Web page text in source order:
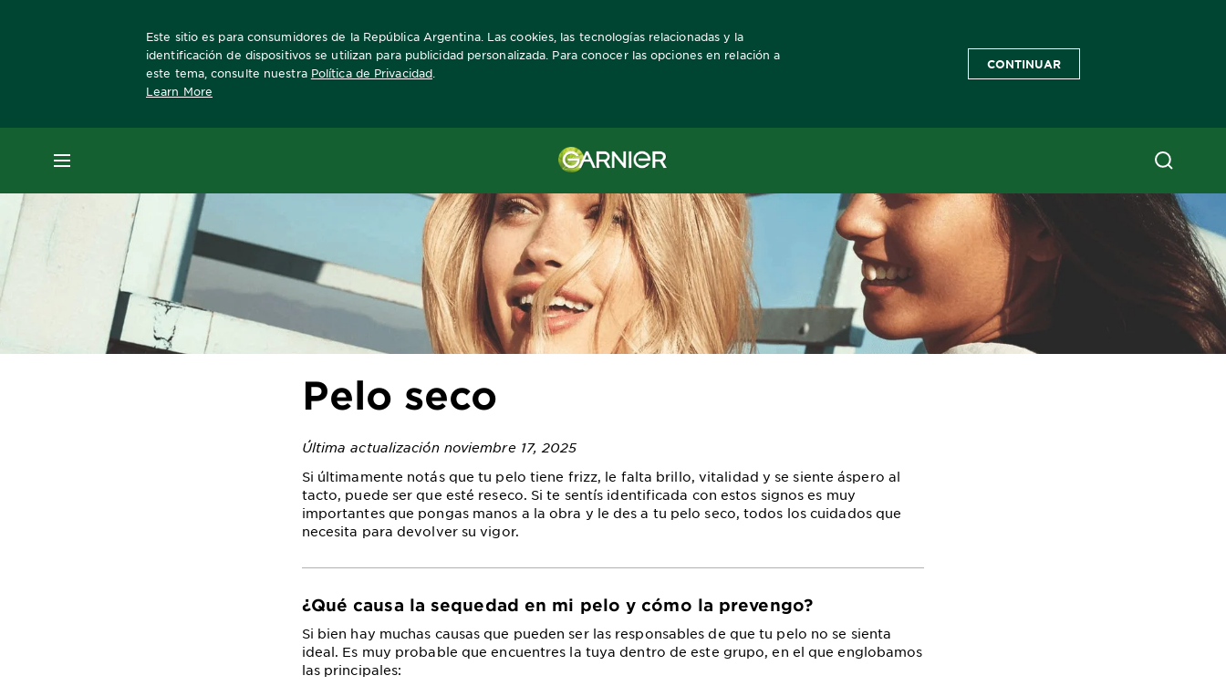
Este sitio es para consumidores de la República Argentina. Las cookies, las tecnologías relacionadas y la
identificación de dispositivos se utilizan para publicidad personalizada. Para conocer las opciones en relación a
este tema, consulte nuestra Política de Privacidad
Learn More
CONTINUAR
MENÚ
Home escuelagarnier
Pelo seco
Última actualización noviembre 17, 2025
Si últimamente notás que tu pelo tiene frizz, le falta brillo, vitalidad y se siente áspero al
tacto, puede ser que esté reseco. Si te sentís identificada con estos signos es muy
importantes que pongas manos a la obra y le des a tu pelo seco, todos los cuidados que
necesita para devolver su vigor.
¿Qué causa la sequedad en mi pelo y cómo la prevengo?
Si bien hay muchas causas que pueden ser las responsables de que tu pelo no se sienta
ideal. Es muy probable que encuentres la tuya dentro de este grupo, en el que englobamos
las principales: